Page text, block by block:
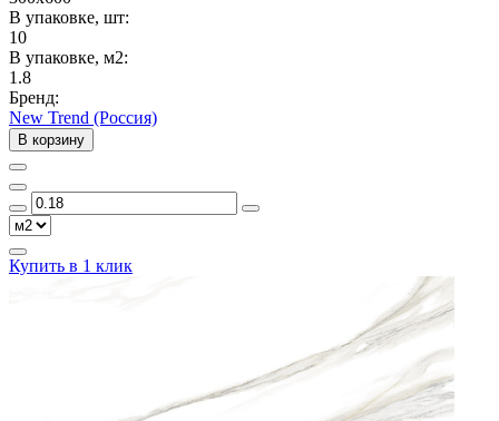
В упаковке, шт:
10
В упаковке, м2:
1.8
Бренд:
New Trend (Россия)
В корзину
Купить в 1 клик